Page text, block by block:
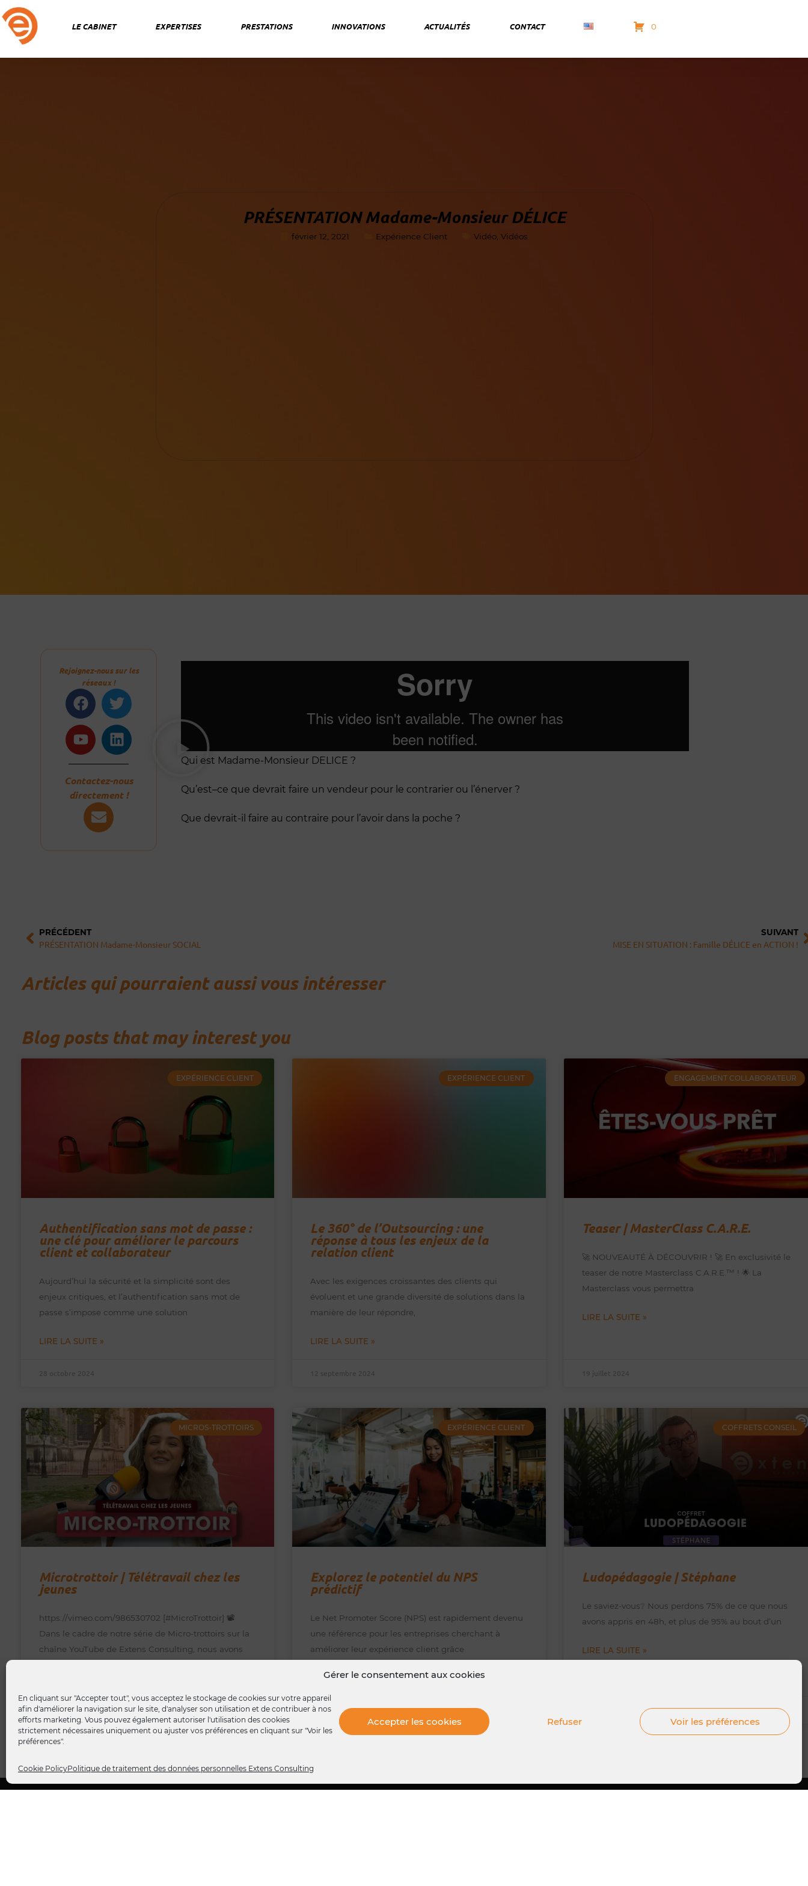
Gérer le consentement aux cookies
En cliquant sur "Accepter tout", vous acceptez le stockage de cookies sur votre appareil
afin d'améliorer la navigation sur le site, d'analyser son utilisation et de contribuer à nos
efforts marketing. Vous pouvez également autoriser l'utilisation des cookies
strictement nécessaires uniquement ou ajuster vos préférences en cliquant sur "Voir les
préférences".
Accepter les cookies Refuser Voir les préférences
Cookie PolicyPolitique de traitement des données personnelles Extens Consulting
Aller
au
contenu
LE CABINET EXPERTISES PRESTATIONS INNOVATIONS ACTUALITÉS CONTACT 0
PRÉSENTATION Madame-Monsieur DÉLICE
février 12, 2021 Expérience Client Vidéo, Vidéos
Rejoignez-nous sur les
réseaux !
Facebook
Twitter
YoutubeLinkedin
Contactez-nous
directement !
Qui est Madame-Monsieur DELICE ?
Qu’est–ce que devrait faire un vendeur pour le contrarier ou l’énerver ?
Que devrait-il faire au contraire pour l’avoir dans la poche ?
EXPÉRIENCE CLIENT
Authentification sans mot de passe :
une clé pour améliorer le parcours
client et collaborateur
Aujourd’hui la sécurité et la simplicité sont des
enjeux critiques, et l’authentification sans mot de
passe s’impose comme une solution
LIRE LA SUITE »
28 octobre 2024
EXPÉRIENCE CLIENT
Le 360° de l’Outsourcing : une
réponse à tous les enjeux de la
relation client
Avec les exigences croissantes des clients qui
évoluent et une grande diversité de solutions dans la
manière de leur répondre,
LIRE LA SUITE »
12 septembre 2024
ENGAGEMENT COLLABORATEUR
Teaser | MasterClass C.A.R.E.
🚀 NOUVEAUTÉ À DÉCOUVRIR ! 🚀 En exclusivité le
teaser de notre Masterclass C.A.R.E.™️ ! 🌟 La
Masterclass vous permettra
LIRE LA SUITE »
19 juillet 2024
MICROS-TROTTOIRS
Microtrottoir | Télétravail chez les
jeunes
https://vimeo.com/986530702 [#MicroTrottoir] 📽️
Dans le cadre de notre série de Micro-trottoirs sur la
chaîne YouTube de Extens Consulting, nous avons
18 juillet 2024
EXPÉRIENCE CLIENT
Explorez le potentiel du NPS
prédictif
Le Net Promoter Score (NPS) est rapidement devenu
une référence pour les entreprises cherchant à
améliorer leur expérience client grâce
LIRE LA SUITE »
12 juin 2024
COFFRETS CONSEIL
Ludopédagogie | Stéphane
Le saviez-vous❔ Nous perdons 75% de ce que nous
avons appris en 48h, et plus de 95% au bout d’un
LIRE LA SUITE »
PRÉCÉDENT
PRÉSENTATION Madame-Monsieur SOCIAL
SUIVANT
MISE EN SITUATION : Famille DÉLICE en ACTION !
Articles qui pourraient aussi vous intéresser
Blog posts that may interest you